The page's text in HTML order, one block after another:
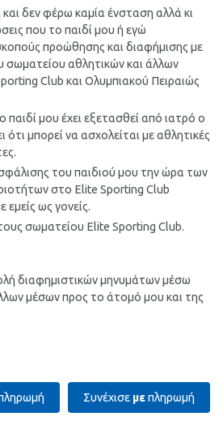
δεν φέρω καμία ένσταση αλλά κι
που το παιδί μου ή εγώ
προώθησης και διαφήμισης με
αθλητικών και άλλων
Club και Ολυμπιακού Πειραιώς
παιδί μου έχει εξετασθεί από ιατρό ο
ότι μπορεί να ασχολείται με αθλητικές
του παιδιού μου την ώρα των
στο Elite Sporting Club
εμείς ως γονείς.
σωματείου Elite Sporting Club.
διαφημιστικών μηνυμάτων μέσω
μέσων προς το άτομό μου και της
Συνέχισε μεπληρωμή